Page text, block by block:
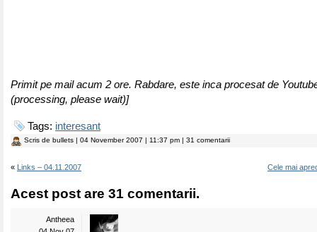
Primit pe mail acum 2 ore. Rabdare, este inca procesat de
(processing, please wait)]
Tags: interesant
Scris de bullets | 04 November 2007 | 11:37 pm | 31 comentarii
« Links – 04.11.2007 Cele mai
Acest post are 31 comentarii.
Antheea